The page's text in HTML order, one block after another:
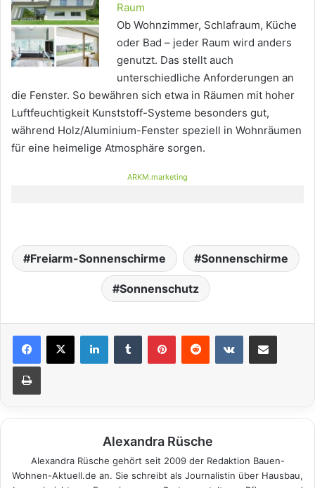
Raum
Ob Wohnzimmer, Schlafraum, Küche
oder Bad – jeder Raum wird anders
genutzt. Das stellt auch
unterschiedliche Anforderungen an
die Fenster. So bewähren sich etwa in Räumen mit hoher
Luftfeuchtigkeit Kunststoff-Systeme besonders gut,
während Holz/Aluminium-Fenster speziell in Wohnräumen
für eine heimelige Atmosphäre sorgen.
ARKM.marketing
Freiarm-Sonnenschirme Sonnenschirme
Sonnenschutz
Alexandra Rüsche
Alexandra Rüsche gehört seit 2009 der Redaktion Bauen-
Wohnen-Aktuell.de an. Sie schreibt als Journalistin über Hausbau,